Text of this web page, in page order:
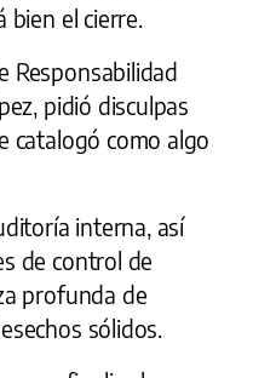
bien el cierre.
Responsabilidad
pidió disculpas
catalogó como algo
interna, así
de control de
profunda de
sólidos.